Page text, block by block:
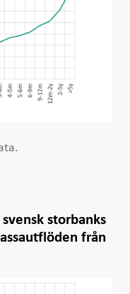
storbanks
från